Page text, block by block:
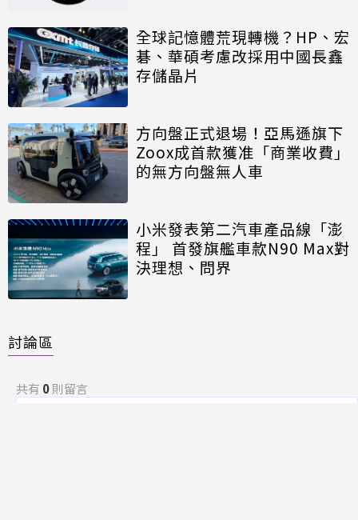
全球記憶體荒現轉機？HP、宏
碁、華碩考慮改採用中國長鑫
存儲晶片
方向盤正式退場！亞馬遜旗下
Zoox成首款獲准「商業收費」
的無方向盤無人車
小米發表第二汽車產品線「澎
程」 首發旗艦車款N90 Max對
決理想、問界
討論區
共有 0則留言